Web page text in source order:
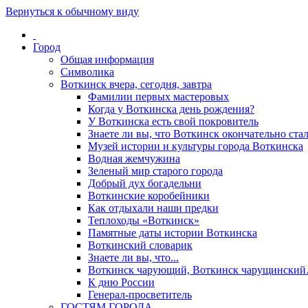
Вернуться к обычному виду
Город
Общая информация
Символика
Воткинск вчера, сегодня, завтра
Фамилии первых мастеровых
Когда у Воткинска день рождения?
У Воткинска есть свой покровитель
Знаете ли вы, что Воткинск окончательно
Музей истории и культуры города Воткинска
Водная жемчужина
Зеленый мир старого города
Добрый дух богадельни
Воткинские коробейники
Как отдыхали наши предки
Теплоходы «Воткинск»
Памятные даты истории Воткинска
Воткинский словарик
Знаете ли вы, что...
Воткинск чарующий, Воткинск
К дню России
Генерал-просветитель